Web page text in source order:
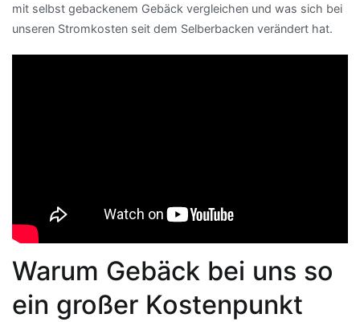
mit selbst gebackenem Gebäck vergleichen und was sich bei
unseren Stromkosten seit dem Selberbacken verändert hat.
Warum Gebäck bei uns so
ein großer Kostenpunkt